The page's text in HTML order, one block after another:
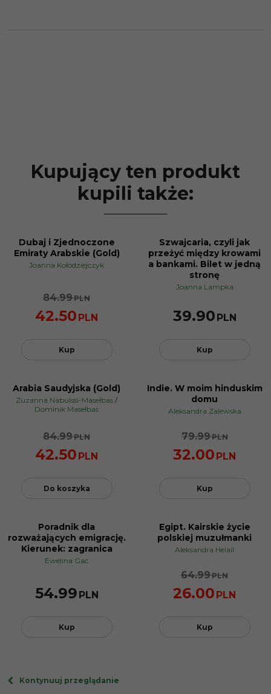
Kupujący ten produkt
kupili także:
PROMOCJA
Dubaj i Zjednoczone
Emiraty Arabskie (Gold)
Joanna Kołodziejczyk
84.99PLN
42.50 PLN
Kup
Szwajcaria, czyli jak
przeżyć między krowami
a bankami. Bilet w jedną
stronę
Joanna Lampka
39.90 PLN
Kup
Arabia Saudyjska (Gold)
Zuzanna Nabulssi-Masełbas /
Dominik Masełbas
84.99PLN
42.50 PLN
Do koszyka
Indie. W moim hinduskim
domu
Aleksandra Zalewska
79.99PLN
32.00 PLN
Kup
Poradnik dla
rozważających emigrację.
Kierunek: zagranica
Ewelina Gac
54.99 PLN
Kup
PROMOCJA
Egipt. Kairskie życie
polskiej muzułmanki
Aleksandra Helail
64.99PLN
26.00 PLN
Kup
Kontynuuj przeglądanie